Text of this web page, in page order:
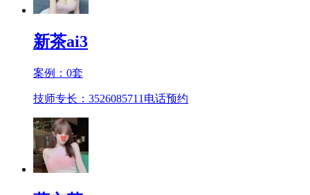
新茶ai3
案例： 0套
技师专长：3526085711 电话预约